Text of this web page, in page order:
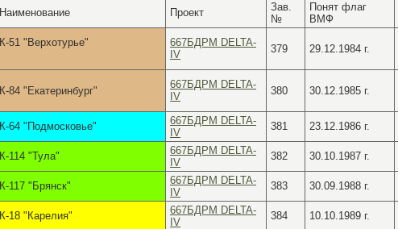
Наименование Проект
Зав.
№
Понят флаг
ВМФ
К-51 "Верхотурье"
667БДРМ DELTA-
IV
379 29.12.1984 г.
К-84 "Екатеринбург"
667БДРМ DELTA-
IV
380 30.12.1985 г.
К-64 "Подмосковье"
667БДРМ DELTA-
IV
381 23.12.1986 г.
К-114 "Тула"
667БДРМ DELTA-
IV
382 30.10.1987 г.
К-117 "Брянск"
667БДРМ DELTA-
IV
383 30.09.1988 г.
К-18 "Карелия"
667БДРМ DELTA-
IV
384 10.10.1989 г.